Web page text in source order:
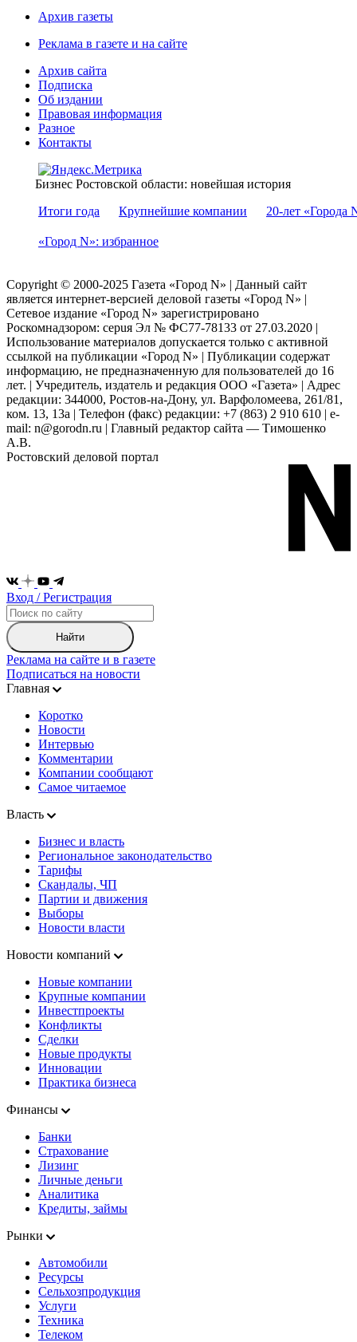
Архив газеты
Реклама в газете и на сайте
Архив сайта
Подписка
Об издании
Правовая информация
Разное
Контакты
Бизнес Ростовской области: новейшая история
Итоги года
Крупнейшие компании 20-лет «Города
«Город N»: избранное
Copyright © 2000-2025 Газета «Город N» | Данный сайт
является интернет-версией деловой газеты «Город N» |
Сетевое издание «Город N» зарегистрировано
Роскомнадзором: серuя Эл № ФС77-78133 от 27.03.2020 |
Использование материалов допускается только с активной
ссылкой на публикации «Город N» | Публикации содержат
информацию, не предназначенную для пользователей до 16
лет. | Учредитель, издатель и редакция ООО «Газета» | Адрес
редакции: 344000, Ростов-на-Дону, ул. Варфоломеева, 261/81,
ком. 13, 13а | Телефон (факс) редакции: +7 (863) 2 910 610 | e-
mail: n@gorodn.ru | Главный редактор сайта — Тимошенко
А.В.
Ростовский деловой портал
Вход / Регистрация
Найти
Реклама на сайте и в газете
Подписаться на новости
Главная
Коротко
Новости
Интервью
Комментарии
Компании сообщают
Самое читаемое
Власть
Бизнес и власть
Региональное законодательство
Тарифы
Скандалы, ЧП
Партии и движения
Выборы
Новости власти
Новости компаний
Новые компании
Крупные компании
Инвестпроекты
Конфликты
Сделки
Новые продукты
Инновации
Практика бизнеса
Финансы
Банки
Страхование
Лизинг
Личные деньги
Аналитика
Кредиты, займы
Рынки
Автомобили
Ресурсы
Сельхозпродукция
Услуги
Техника
Телеком